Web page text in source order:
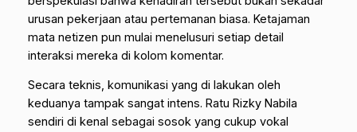
urusan pekerjaan atau pertemanan biasa. Ketajaman
mata netizen pun mulai menelusuri setiap detail
interaksi mereka di kolom komentar.
Secara teknis, komunikasi yang di lakukan oleh
keduanya tampak sangat intens. Ratu Rizky Nabila
sendiri di kenal sebagai sosok yang cukup vokal